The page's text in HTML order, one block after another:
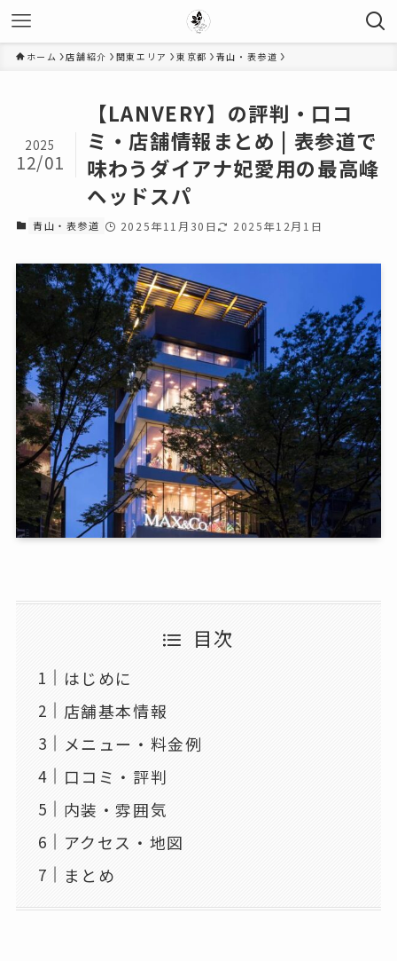
ホーム 店舗紹介 関東エリア 東京都 青山・表参道
【LANVERY】の評判・口コ
ミ・店舗情報まとめ | 表参道で
味わうダイアナ妃愛用の最高峰
ヘッドスパ
2025
12/01
青山・表参道 2025年11月30日 2025年12月1日
目次
はじめに
店舗基本情報
メニュー・料金例
口コミ・評判
内装・雰囲気
アクセス・地図
まとめ